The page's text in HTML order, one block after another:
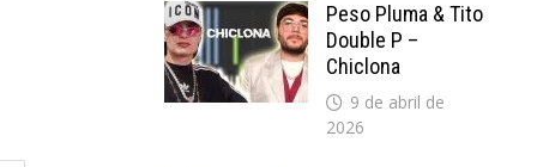
Peso Pluma & Tito
Double P –
Chiclona
9 de abril de
2026